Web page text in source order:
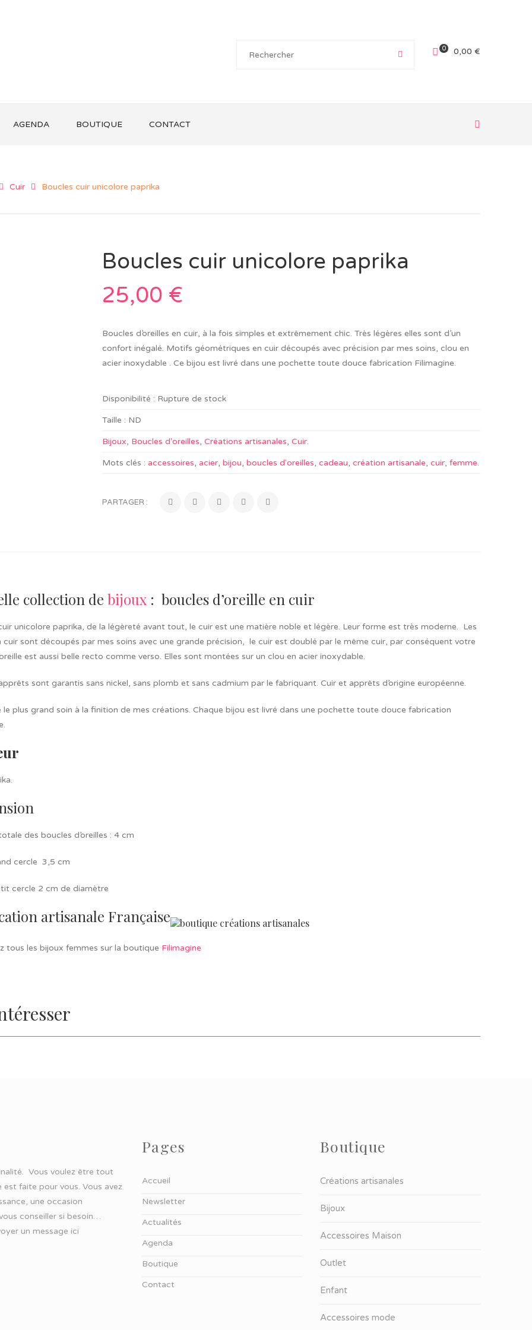
0 0,00 €
AGENDA BOUTIQUE CONTACT
Cuir Boucles cuir unicolore paprika
Boucles cuir unicolore paprika
25,00 €
Boucles d’oreilles en cuir, à la fois simples et extrêmement chic. Très légères elles sont d’un
confort inégalé. Motifs géométriques en cuir découpés avec précision par mes soins, clou en
acier inoxydable . Ce bijou est livré dans une pochette toute douce fabrication Filimagine.
Disponibilité : Rupture de stock
Taille : ND
Bijoux, Boucles d'oreilles,Créations artisanales,Cuir.
Mots clés : accessoires,acier,bijou,boucles d'oreilles,cadeau,création artisanale,cuir,femme.
PARTAGER :
collection de bijoux : boucles d’oreille en cuir
unicolore paprika, de la légèreté avant tout, le cuir est une matière noble et légère. Leur forme est très moderne. Les
cuir sont découpés par mes soins avec une grande précision, le cuir est doublé par le même cuir, par conséquent votre
est aussi belle recto comme verso. Elles sont montées sur un clou en acier inoxydable.
sont garantis sans nickel, sans plomb et sans cadmium par le fabriquant. Cuir et apprêts d’origine européenne.
le plus grand soin à la finition de mes créations. Chaque bijou est livré dans une pochette toute douce fabrication
des boucles d’oreilles : 4 cm
cercle 3,5 cm
cercle 2 cm de diamètre
artisanale Française
tous les bijoux femmes sur la boutique Filimagine
Vous voulez être tout
faite pour vous. Vous avez
une occasion
conseiller si besoin…
un message ici
Pages
Accueil
Newsletter
Actualités
Agenda
Boutique
Contact
Boutique
Créations artisanales
Bijoux
Accessoires Maison
Outlet
Enfant
Accessoires mode